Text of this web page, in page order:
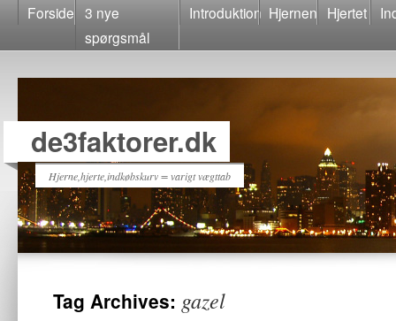
Forside 3 nye
spørgsmål
Introduktion Hjernen Hjertet
de3faktorer.dk
Hjerne,hjerte,indkøbskurv = varigt vægttab
Tag Archives: gazel